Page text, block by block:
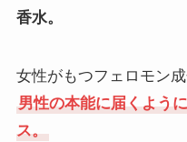
香水。
女性がもつフェロモン
男性の本能に届くよう
ス。